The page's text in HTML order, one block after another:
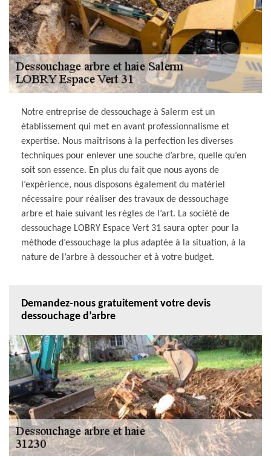
Notre entreprise de dessouchage à Salerm est un
établissement qui met en avant professionnalisme et
expertise. Nous maîtrisons à la perfection les diverses
techniques pour enlever une souche d’arbre, quelle qu’en
soit son essence. En plus du fait que nous ayons de
l’expérience, nous disposons également du matériel
nécessaire pour réaliser des travaux de dessouchage
arbre et haie suivant les règles de l’art. La société de
dessouchage LOBRY Espace Vert 31 saura opter pour la
méthode d’essouchage la plus adaptée à la situation, à la
nature de l’arbre à dessoucher et à votre budget.
Demandez-nous gratuitement votre devis
dessouchage d’arbre